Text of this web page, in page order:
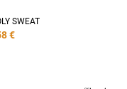
SWEAT
€